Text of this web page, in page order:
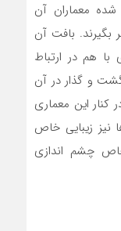
معماران آن
بگیرند. بافت آن
هم در ارتباط
و گذار در آن
این معماری
نیز زیبایی خاص
چشم اندازی